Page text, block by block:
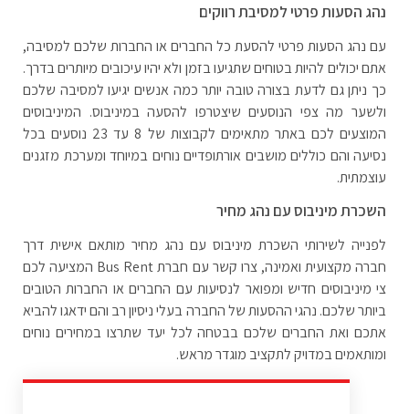
נהג הסעות פרטי למסיבת רווקים
עם נהג הסעות פרטי להסעת כל החברים או החברות שלכם למסיבה,
אתם יכולים להיות בטוחים שתגיעו בזמן ולא יהיו עיכובים מיותרים בדרך.
כך ניתן גם לדעת בצורה טובה יותר כמה אנשים יגיעו למסיבה שלכם
ולשער מה צפי הנוסעים שיצטרפו להסעה במיניבוס. המיניבוסים
המוצעים לכם באתר מתאימים לקבוצות של 8 עד 23 נוסעים בכל
נסיעה והם כוללים מושבים אורתופדיים נוחים במיוחד ומערכת מזגנים
עוצמתית.
השכרת מיניבוס עם נהג מחיר
לפנייה לשירותי השכרת מיניבוס עם נהג מחיר מותאם אישית דרך
חברה מקצועית ואמינה, צרו קשר עם חברתBus Rent המציעה לכם
צי מיניבוסים חדיש ומפואר לנסיעות עם החברים או החברות הטובים
ביותר שלכם. נהגי ההסעות של החברה בעלי ניסיון רב והם ידאגו להביא
אתכם ואת החברים שלכם בבטחה לכל יעד שתרצו במחירים נוחים
ומותאמים במדויק לתקציב מוגדר מראש.